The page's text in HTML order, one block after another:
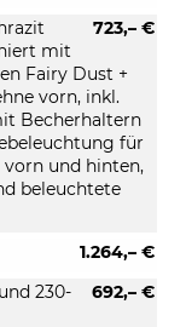
723,– €
mit
Fairy Dust +
vorn, inkl.
Becherhaltern
für
und hinten,
beleuchtete
1.264,– €
692,– €
230-